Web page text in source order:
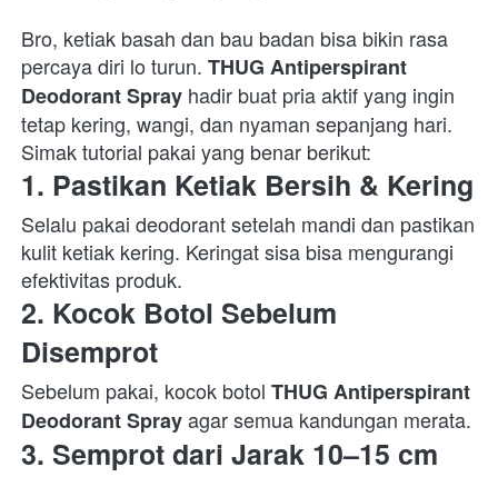
Bro, ketiak basah dan bau badan bisa bikin rasa
percaya diri lo turun. THUG Antiperspirant
Deodorant Spray hadir buat pria aktif yang ingin
tetap kering, wangi, dan nyaman sepanjang hari.
Simak tutorial pakai yang benar berikut:
1. Pastikan Ketiak Bersih & Kering
Selalu pakai deodorant setelah mandi dan pastikan
kulit ketiak kering. Keringat sisa bisa mengurangi
efektivitas produk.
2. Kocok Botol Sebelum
Disemprot
Sebelum pakai, kocok botol THUG Antiperspirant
Deodorant Spray
3. Semprot dari Jarak 10–15 cm